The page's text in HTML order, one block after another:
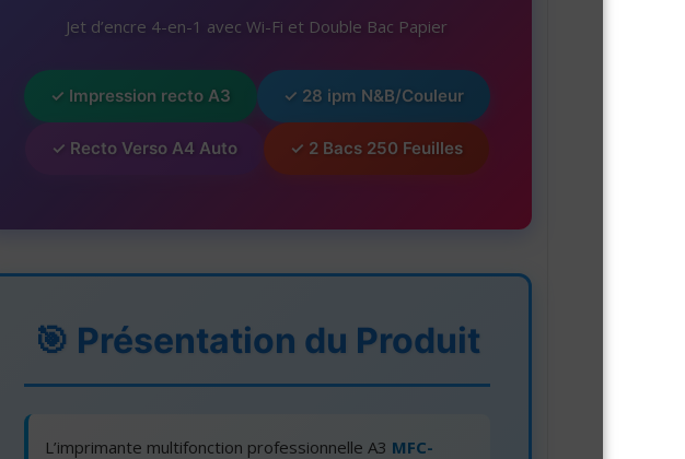
Jet d’encre 4-en-1 avec Wi-Fi et Double Bac Papier
✓ Impression recto A3 ✓ 28 ipm N&B/Couleur
✓ Recto Verso A4 Auto ✓ 2 Bacs 250 Feuilles
🎯 Présentation du Produit
L’imprimante multifonction professionnelle A3 MFC-